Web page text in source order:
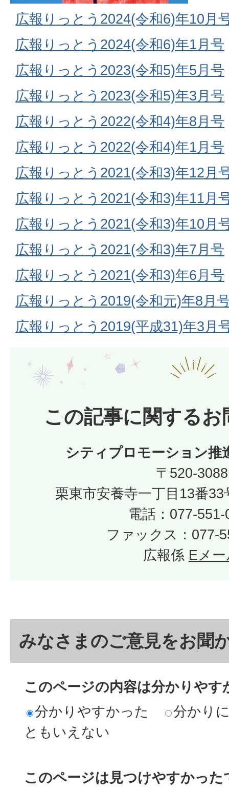
広報りっとう2024(令和6)年10月
広報りっとう2024(令和6)年1月号
広報りっとう2023(令和5)年5月号
広報りっとう2023(令和5)年3月号
広報りっとう2022(令和4)年8月号
広報りっとう2022(令和4)年1月号
広報りっとう2021(令和3)年12月
広報りっとう2021(令和3)年11月
広報りっとう2021(令和3)年10月
広報りっとう2021(令和3)年7月号
広報りっとう2021(令和3)年6月号
広報りっとう2019(令和元)年8月
広報りっとう2019(平成31)年3月
この記事に関するお
シティプロモーション推
〒520-3088
栗東市安養寺一丁目13番
電話：077-551-
ファックス：077-
広報係 Eメ
みなさまのご意見をお聞
このページの内容は分かりやす
分かりやすかった
分かり
ともいえない
このページは見つけやすかった